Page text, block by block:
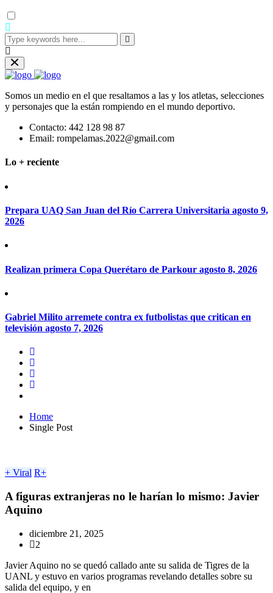
Somos un medio en el que resaltamos a las y los atletas, selecciones
y personajes que la están rompiendo en el mundo deportivo.
Contacto: 442 128 98 87
Email: rompelamas.2022@gmail.com
Lo + reciente
Prepara UAQ San Juan del Río Carrera Universitaria agosto 9,
2026
Realizan primera Copa Querétaro de Parkour agosto 8, 2026
Gabriel Milito arremete contra ex futbolistas que critican en
televisión agosto 7, 2026
Home
Single Post
+ Viral R+
A figuras extranjeras no le harían lo mismo: Javier
Aquino
diciembre 21, 2025
2
Javier Aquino no se quedó callado ante su salida de Tigres de la
UANL y estuvo en varios programas revelando detalles sobre su
salida del equipo, y en